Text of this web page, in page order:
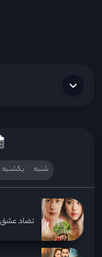
شنبه یکشنبه
تضاد عشق